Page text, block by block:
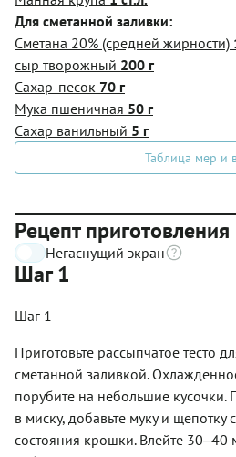
Для сметанной заливки:
Сметана 20% (средней жирности)
сыр творожный 200 г
Сахар-песок 70 г
Мука пшеничная 50 г
Сахар ванильный 5 г
Таблица мер и
Рецепт приготовления
Негаснущий экран
Шаг 1
Шаг 1
Приготовьте рассыпчатое тесто
сметанной заливкой.
порубите на небольшие кусочки.
в миску, добавьте муку и щепотку
состояния крошки. Влейте